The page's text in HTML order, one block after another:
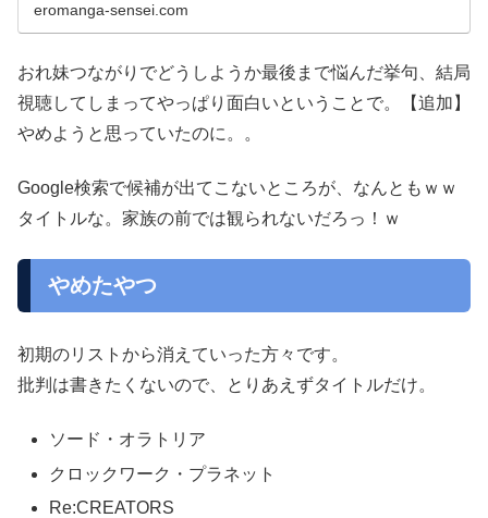
eromanga-sensei.com
おれ妹つながりでどうしようか最後まで悩んだ挙句、結局
視聴してしまってやっぱり面白いということで。【追加】
やめようと思っていたのに。。
Google検索で候補が出てこないところが、なんともｗｗ
タイトルな。家族の前では観られないだろっ！ｗ
やめたやつ
初期のリストから消えていった方々です。
批判は書きたくないので、とりあえずタイトルだけ。
ソード・オラトリア
クロックワーク・プラネット
Re:CREATORS